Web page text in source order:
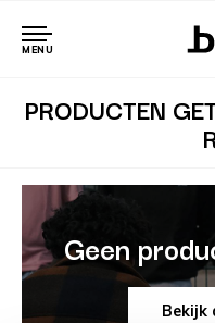
MENU
PRODUCTEN
Geen
Bekijk